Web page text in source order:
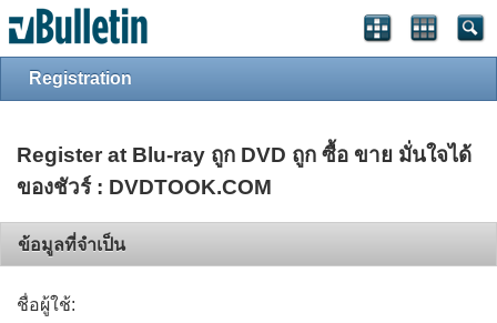
Registration
Register at Blu-ray ถูก DVD ถูก ซื้อ ขาย มั่นใจได้
ของชัวร์ : DVDTOOK.COM
ข้อมูลที่จำเป็น
ชื่อผู้ใช้: